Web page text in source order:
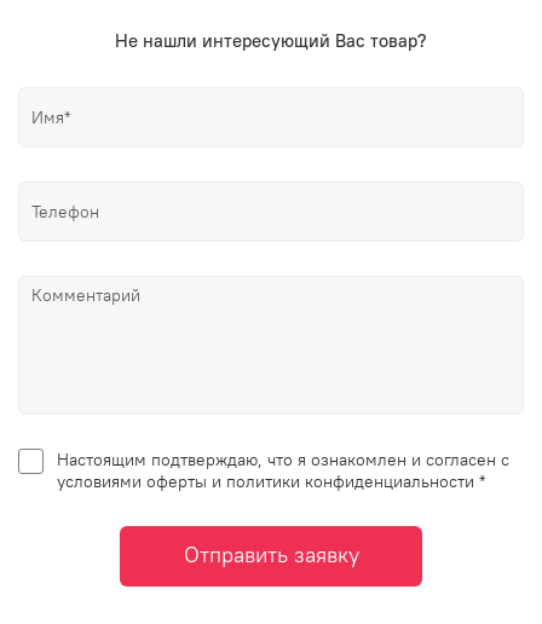
Не нашли интересующий Вас товар?
Настоящим подтверждаю, что я ознакомлен и согласен с
условиями оферты и политики конфиденциальности *
Отправить заявку